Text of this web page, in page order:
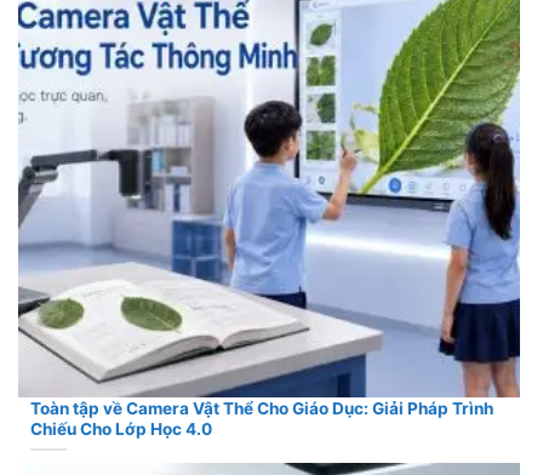
Toàn tập về Camera Vật Thể Cho Giáo Dục: Giải Pháp Trình
Chiếu Cho Lớp Học 4.0